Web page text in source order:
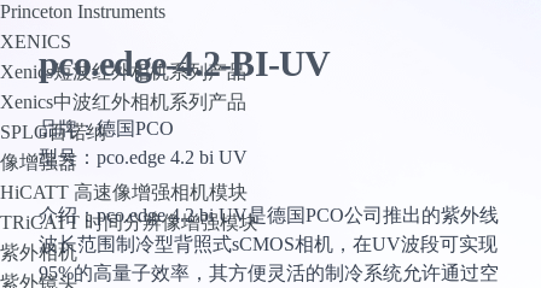
Princeton Instruments
XENICS
Xenics短波红外相机系列产品
Xenics中波红外相机系列产品
SPLG百诺纳
像增强器
HiCATT 高速像增强相机模块
TRiCATT 时间分辨像增强模块
紫外相机
紫外镜头
pco.edge-4.2-BI-UV
品牌：德国PCO
型号：pco.edge 4.2 bi UV
介绍：pco.edge 4.2 bi UV是德国PCO公司推出的紫外线
波长范围制冷型背照式sCMOS相机，在UV波段可实现
95%的高量子效率，其方便灵活的制冷系统允许通过空